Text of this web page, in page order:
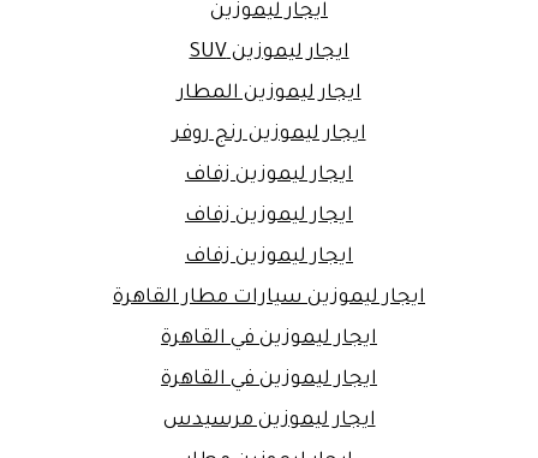
ايجار ليموزين
ايجار ليموزين SUV
ايجار ليموزين المطار
ايجار ليموزين رنج روفر
ايجار ليموزين زفاف
ايجار ليموزين زفاف
ايجار ليموزين زفاف
ايجار ليموزين سيارات مطار القاهرة
ايجار ليموزين في القاهرة
ايجار ليموزين في القاهرة
ايجار ليموزين مرسيدس